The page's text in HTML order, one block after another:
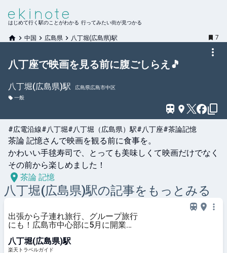
はじめて行く駅のことがわかる 行ってみたい街が見つかる
中国 広島県 八丁堀(広島県)駅 7
八丁座で映画を見る前に腹ごしらえ🎵
八丁堀(広島県)駅
広島県広島市中区
一般
#広電沿線#八丁堀#八丁堀（広島県）駅#八丁座#茶論記憶
茶論 記憶さんで映画を観る前に食事を。
かわいい手毬寿司で、とっても美味しくて映画だけでなく
その前から楽しめました！
茶論 記憶
八丁堀(広島県)駅の記事をもっとみる
出張から子連れ旅行、グループ旅行
にも！広島市中心部に5月に開業し
島」 【楽天トラベル】
八丁堀(広島県)駅
楽天トラベルガイド